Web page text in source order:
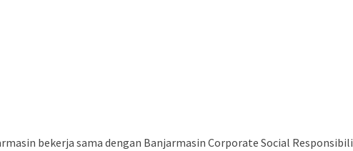
bekerja sama dengan Banjarmasin Corporate Social